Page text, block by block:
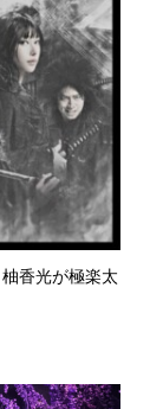
香光が極楽太